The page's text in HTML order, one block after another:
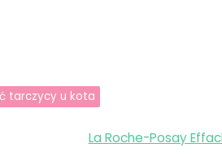
tarczycy u kota
La Roche-Posay